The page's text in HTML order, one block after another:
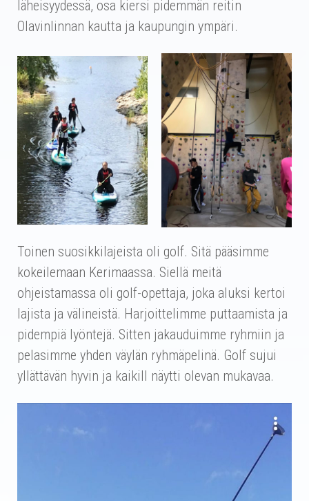
läheisyydessä, osa kiersi pidemmän reitin
Olavinlinnan kautta ja kaupungin ympäri.
Toinen suosikkilajeista oli golf. Sitä pääsimme
kokeilemaan Kerimaassa. Siellä meitä
ohjeistamassa oli golf-opettaja, joka aluksi kertoi
lajista ja välineistä. Harjoittelimme puttaamista ja
pidempiä lyöntejä. Sitten jakauduimme ryhmiin ja
pelasimme yhden väylän ryhmäpelinä. Golf sujui
yllättävän hyvin ja kaikill näytti olevan mukavaa.